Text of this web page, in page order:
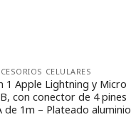
CELULARES
1 Apple Lightning y Micro
con conector de 4 pines
de 1m – Plateado aluminio